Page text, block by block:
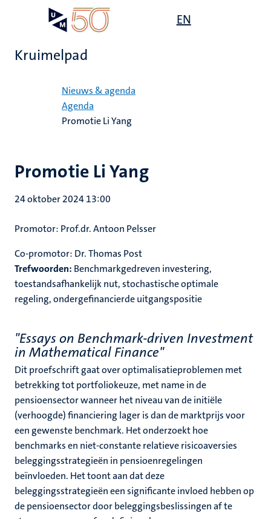
EN
Kruimelpad
Nieuws & agenda
Agenda
Promotie Li Yang
Promotie Li Yang
24 oktober 2024 13:00
Promotor: Prof.dr. Antoon Pelsser
Co-promotor: Dr. Thomas Post
Trefwoorden: Benchmarkgedreven investering,
toestandsafhankelijk nut, stochastische optimale
regeling, ondergefinancierde uitgangspositie
"Essays on Benchmark-driven Investment
in Mathematical Finance"
Dit proefschrift gaat over optimalisatieproblemen met
betrekking tot portfoliokeuze, met name in de
pensioensector wanneer het niveau van de initiële
(verhoogde) financiering lager is dan de marktprijs voor
een gewenste benchmark. Het onderzoekt hoe
benchmarks en niet-constante relatieve risicoaversies
beleggingsstrategieën in pensioenregelingen
beïnvloeden. Het toont aan dat deze
beleggingsstrategieën een significante invloed hebben op
de pensioensector door beleggingsbeslissingen af te